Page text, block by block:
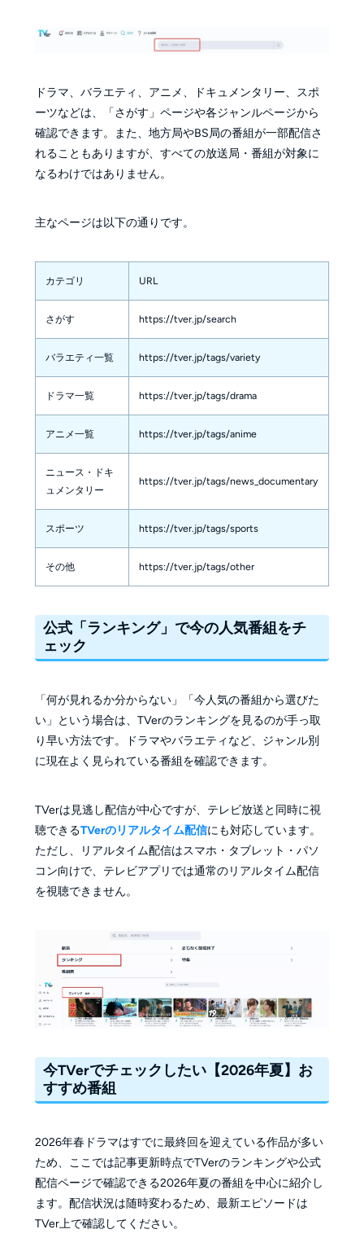
ドラマ、バラエティ、アニメ、ドキュメンタリー、スポ
ーツなどは、「さがす」ページや各ジャンルページから
確認できます。また、地方局やBS局の番組が一部配信さ
れることもありますが、すべての放送局・番組が対象に
なるわけではありません。
主なページは以下の通りです。
カテゴリ URL
さがす https://tver.jp/search
バラエティ一覧 https://tver.jp/tags/variety
ドラマ一覧 https://tver.jp/tags/drama
アニメ一覧 https://tver.jp/tags/anime
ニュース・ドキ
ュメンタリー
https://tver.jp/tags/news_documentary
スポーツ https://tver.jp/tags/sports
その他 https://tver.jp/tags/other
公式「ランキング」で今の人気番組をチ
ェック
「何が見れるか分からない」「今人気の番組から選びた
い」という場合は、TVerのランキングを見るのが手っ取
り早い方法です。ドラマやバラエティなど、ジャンル別
に現在よく見られている番組を確認できます。
TVerは見逃し配信が中心ですが、テレビ放送と同時に視
聴できるTVerのリアルタイム配信にも対応しています。
ただし、リアルタイム配信はスマホ・タブレット・パソ
コン向けで、テレビアプリでは通常のリアルタイム配信
を視聴できません。
今TVerでチェックしたい【2026年夏】お
すすめ番組
2026年春ドラマはすでに最終回を迎えている作品が多い
ため、ここでは記事更新時点でTVerのランキングや公式
配信ページで確認できる2026年夏の番組を中心に紹介し
ます。配信状況は随時変わるため、最新エピソードは
TVer上で確認してください。